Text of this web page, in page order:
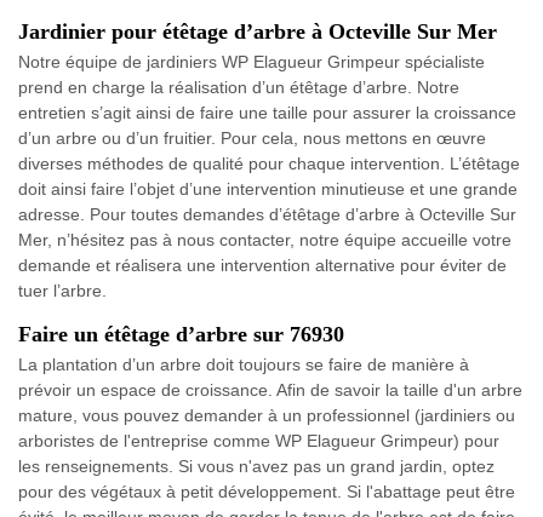
Jardinier pour étêtage d’arbre à Octeville Sur Mer
Notre équipe de jardiniers WP Elagueur Grimpeur spécialiste
prend en charge la réalisation d’un étêtage d’arbre. Notre
entretien s’agit ainsi de faire une taille pour assurer la croissance
d’un arbre ou d’un fruitier. Pour cela, nous mettons en œuvre
diverses méthodes de qualité pour chaque intervention. L’étêtage
doit ainsi faire l’objet d’une intervention minutieuse et une grande
adresse. Pour toutes demandes d’étêtage d’arbre à Octeville Sur
Mer, n’hésitez pas à nous contacter, notre équipe accueille votre
demande et réalisera une intervention alternative pour éviter de
tuer l’arbre.
Faire un étêtage d’arbre sur 76930
La plantation d’un arbre doit toujours se faire de manière à
prévoir un espace de croissance. Afin de savoir la taille d'un arbre
mature, vous pouvez demander à un professionnel (jardiniers ou
arboristes de l'entreprise comme WP Elagueur Grimpeur) pour
les renseignements. Si vous n'avez pas un grand jardin, optez
pour des végétaux à petit développement. Si l'abattage peut être